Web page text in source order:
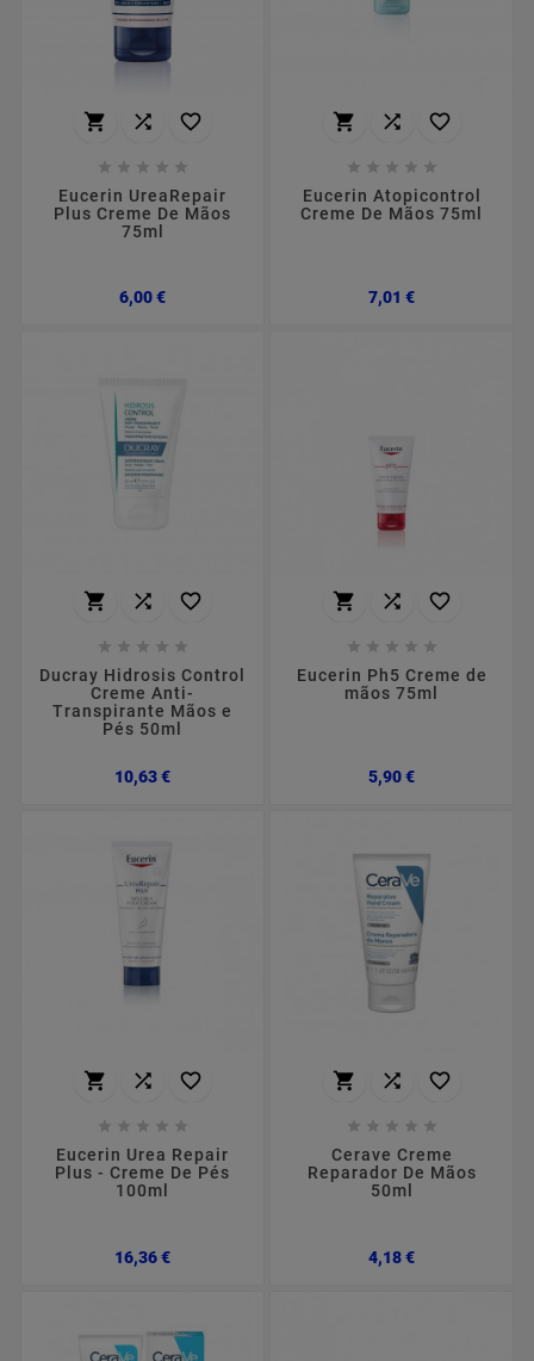
  
    
Eucerin UreaRepair
Plus Creme De Mãos
75ml
6,00 €Preço
  
    
Eucerin Atopicontrol
Creme De Mãos 75ml
7,01 €Preço
  
    
Ducray Hidrosis Control
Creme Anti-
Transpirante Mãos e
Pés 50ml
10,63 €Preço
  
    
Eucerin Ph5 Creme de
mãos 75ml
5,90 €Preço
  
    
Eucerin Urea Repair
Plus - Creme De Pés
100ml
16,36 €Preço
  
    
Cerave Creme
Reparador De Mãos
50ml
4,18 €Preço